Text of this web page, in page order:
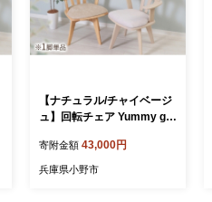
【ナチュラル/チャイベージ
ュ】回転チェア Yummy gra
椅子 チェア 家具 インテリ
ア
寄附金額 43,000円
兵庫県小野市